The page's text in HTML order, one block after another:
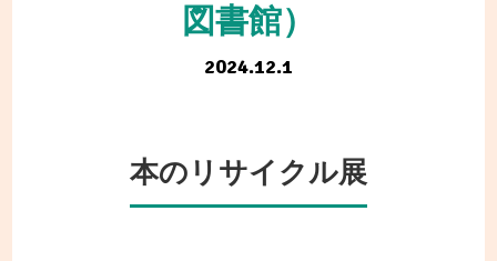
図書館）
2024.12.1
本のリサイクル展